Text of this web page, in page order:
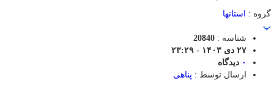
گروه :
استانها
پ
شناسه : 20840
۲۷ دی ۱۴۰۳ - ۲۳:۲۹
۰ دیدگاه
ارسال توسط : پناهی